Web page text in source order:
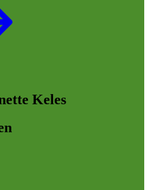
Keles